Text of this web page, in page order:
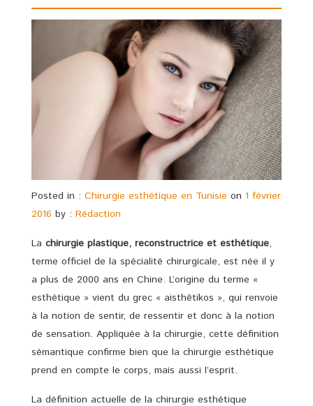
Posted in : Chirurgie esthétique en Tunisie on 1 février
2016 by : Rédaction
La chirurgie plastique, reconstructrice et esthétique,
terme officiel de la spécialité chirurgicale, est née il y
a plus de 2000 ans en Chine. L’origine du terme «
esthétique » vient du grec « aisthêtikos », qui renvoie
à la notion de sentir, de ressentir et donc à la notion
de sensation. Appliquée à la chirurgie, cette définition
sémantique confirme bien que la chirurgie esthétique
prend en compte le corps, mais aussi l’esprit.
La définition actuelle de la chirurgie esthétique